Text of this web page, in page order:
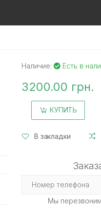
Наличие: Есть в
3200.00 грн.
КУПИТЬ
В закладки
Мы